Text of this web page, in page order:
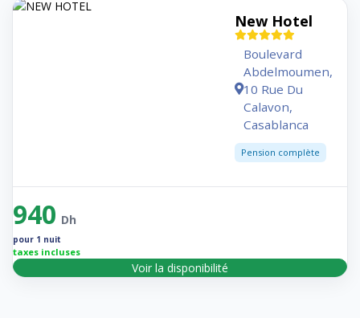
New Hotel
Boulevard
Abdelmoumen,
10 Rue Du
Calavon,
Casablanca
Pension complète
940 Dh
pour 1 nuit
taxes incluses
Voir la disponibilité